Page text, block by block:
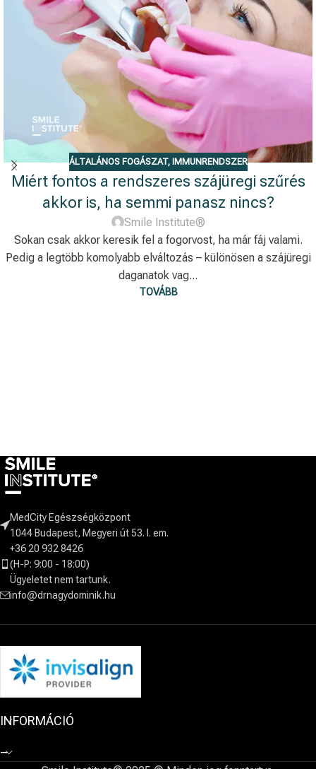
ÁLTALÁNOS FOGÁSZAT, IMMUNRENDSZER
Miért fontos a rendszeres szájüregi szűrés
akkor is, ha semmi panasz nincs?
Smile Institute®
Sokan csak akkor keresik fel a fogorvost, ha már fáj valami.
Pedig a legtöbb komolyabb elváltozás – különösen a szájüregi
daganatok vag...
TOVÁBB
MedCity Egészségközpont
1044 Budapest, Megyeri út 53. I. em.
+36 20 932 8426
(H-P: 9:00 - 18:00)
Ügyeletet nem tartunk.
info@drnagydominik.hu
INFORMÁCIÓ
–